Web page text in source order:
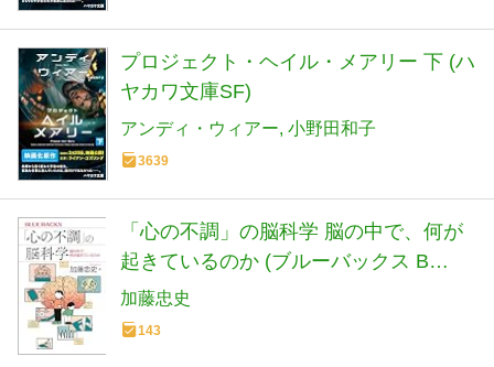
プロジェクト・ヘイル・メアリー 下 (ハ
ヤカワ文庫SF)
アンディ・ウィアー 小野田和子
3639
「心の不調」の脳科学 脳の中で、何が
起きているのか (ブルーバックス B
2317)
加藤忠史
143